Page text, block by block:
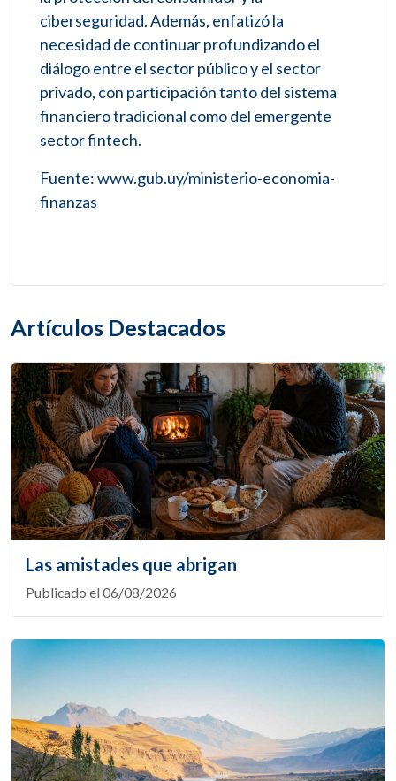
ciberseguridad. Además, enfatizó la
necesidad de continuar profundizando el
diálogo entre el sector público y el sector
privado, con participación tanto del sistema
financiero tradicional como del emergente
sector fintech.
Fuente: www.gub.uy/ministerio-economia-
finanzas
Artículos Destacados
Las amistades que abrigan
Publicado el 06/08/2026